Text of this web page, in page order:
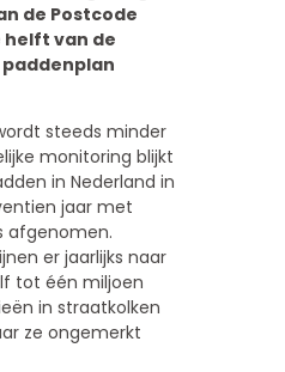
de Postcode
helft van de
steeds minder
monitoring blijkt
in Nederland in
jaar met
afgenomen.
er jaarlijks naar
tot één miljoen
in straatkolken
ze ongemerkt